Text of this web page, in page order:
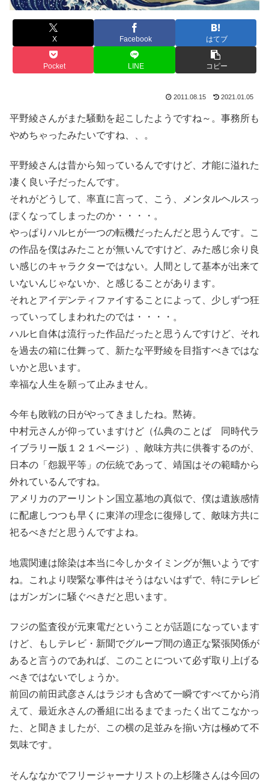
X Facebook はてブ
Pocket LINE コピー
2011.08.15 2021.01.05
平野綾さんがまた騒動を起こしたようですね～。事務所も
やめちゃったみたいですね、、。
平野綾さんは昔から知っているんですけど、才能に溢れた
凄く良い子だったんです。
それがどうして、率直に言って、こう、メンタルヘルスっ
ぽくなってしまったのか・・・・。
やっぱりハルヒが一つの転機だったんだと思うんです。こ
の作品を僕はみたことが無いんですけど、みた感じ余り良
い感じのキャラクターではない。人間として基本が出来て
いないんじゃないか、と感じることがあります。
それとアイデンティファイすることによって、少しずつ狂
っていってしまわれたのでは・・・・。
ハルヒ自体は流行った作品だったと思うんですけど、それ
を過去の箱に仕舞って、新たな平野綾を目指すべきではな
いかと思います。
幸福な人生を願って止みません。
今年も敗戦の日がやってきましたね。黙祷。
中村元さんが仰っていますけど（仏典のことば 同時代ラ
イブラリー版１２１ページ）、敵味方共に供養するのが、
日本の「怨親平等」の伝統であって、靖国はその範疇から
外れているんですね。
アメリカのアーリントン国立墓地の真似で、僕は遺族感情
に配慮しつつも早くに東洋の理念に復帰して、敵味方共に
祀るべきだと思うんですよね。
地震関連は除染は本当に今しかタイミングが無いようです
ね。これより喫緊な事件はそうはないはずで、特にテレビ
はガンガンに騒ぐべきだと思います。
フジの監査役が元東電だということが話題になっています
けど、もしテレビ・新聞でグループ間の適正な緊張関係が
あると言うのであれば、このことについて必ず取り上げる
べきではないでしょうか。
前回の前田武彦さんはラジオも含めて一瞬ですべてから消
えて、最近永さんの番組に出るまでまったく出てこなかっ
た、と聞きましたが、この横の足並みを揃い方は極めて不
気味です。
そんななかでフリージャーナリストの上杉隆さんは今回の